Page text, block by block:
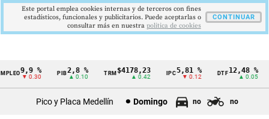
Cintillo
9,9 %
▼ 0.30
PIB2,8 %
▲ 0.10
TRM$4178,23
▲ 0.42
IPC5,81 %
▼ 0.12
DTF12,48 %
▲ 0.05
Pico y Placa Medellín Domingo no no
Este portal emplea cookies internas y de terceros con fines
estadísticos, funcionales y publicitarios. Puede aceptarlas o
consultar más en nuestra politica de cookies
CONTINUAR